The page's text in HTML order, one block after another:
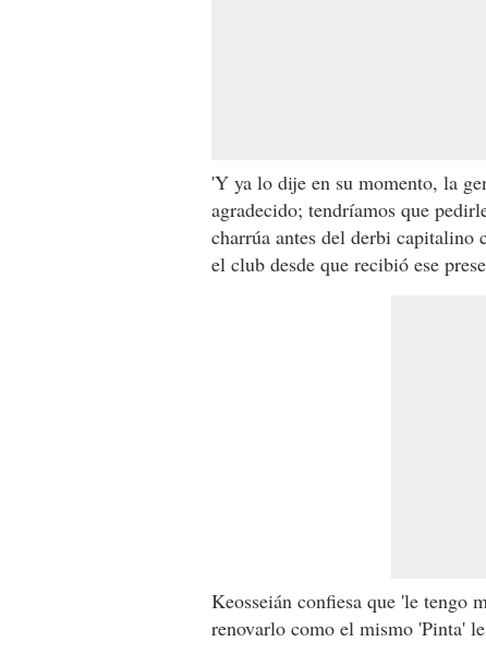
'Y ya lo dije en su momento, la
agradecido; tendríamos que
charrúa antes del derbi capitalino
el club desde que recibió ese
Keosseián confiesa que 'le tengo
renovarlo como el mismo 'Pinta'